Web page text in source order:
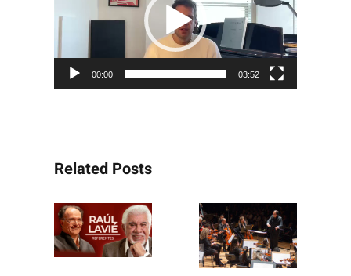
vídeo
00:00 03:52
Related Posts